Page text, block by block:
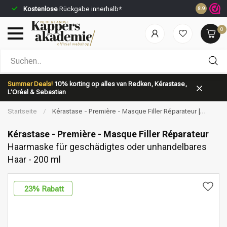
Kostenlose Rückgabe innerhalb* Vor 23:59
8.9
0
Summer Deals! 10% korting op alles van Redken, Kérastase,
L’Oréal & Sebastian
Nach welcher Kategorie suchst du?
Marken
Startseite /
Kérastase - Première - Masque Filler Réparateur |
Kérastase - Première - Masque Filler Réparateur
Haarmaske für geschädigtes oder unhandelbares
Haar - 200 ml
23% Rabatt